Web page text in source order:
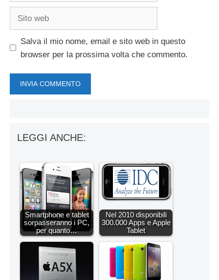
Sito
Salva il mio nome, email e sito web in questo
browser per la prossima volta che commento.
LEGGI ANCHE:
Smartphone e tablet
sorpasseranno i PC,
per quanto…
Nel 2010 disponibili
300.000 Apps e Apple
Tablet